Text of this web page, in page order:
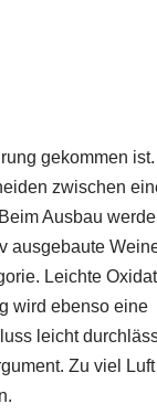
gekommen ist.
zwischen
Ausbau
ausgebaute
Leichte
wird ebenso eine
leicht
Zu viel Luft